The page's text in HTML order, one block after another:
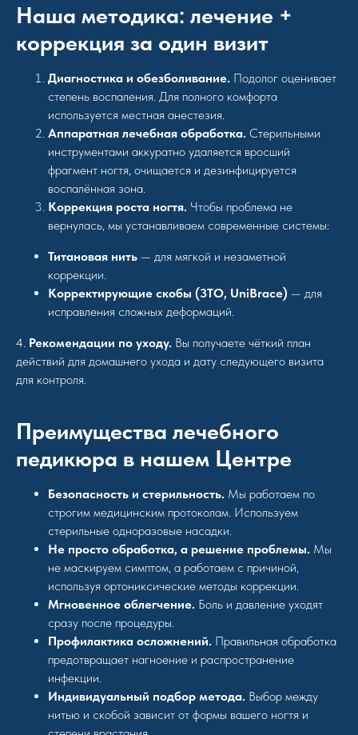
Наша методика: лечение +
коррекция за один визит
Диагностика и обезболивание. Подолог оценивает
степень воспаления. Для полного комфорта
используется местная анестезия.
Аппаратная лечебная обработка. Стерильными
инструментами аккуратно удаляется вросший
фрагмент ногтя, очищается и дезинфицируется
воспалённая зона.
Коррекция роста ногтя. Чтобы проблема не
вернулась, мы устанавливаем современные системы:
Титановая нить — для мягкой и незаметной
коррекции.
Корректирующие скобы (3ТО, UniBrace) — для
исправления сложных деформаций.
4. Рекомендации по уходу. Вы получаете чёткий план
действий для домашнего ухода и дату следующего визита
для контроля.
Преимущества лечебного
педикюра в нашем Центре
Безопасность и стерильность. Мы работаем по
строгим медицинским протоколам. Используем
стерильные одноразовые насадки.
Не просто обработка, а решение проблемы. Мы
не маскируем симптом, а работаем с причиной,
используя ортониксические методы коррекции.
Мгновенное облегчение. Боль и давление уходят
сразу после процедуры.
Профилактика осложнений. Правильная обработка
предотвращает нагноение и распространение
инфекции.
Индивидуальный подбор метода. Выбор между
нитью и скобой зависит от формы вашего ногтя и